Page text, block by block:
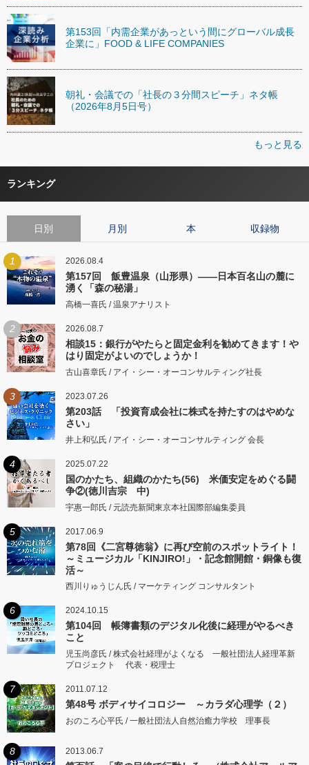
第153回「内需企業があっという間にグローバル成長
企業に」FOOD & LIFE COMPANIES
朝礼・会議での「社長の３分間スピーチ」ネタ帳
（2026年8月5日号）
もっと見る
ランキング
日別 月別 本 収録物
1 2026.08.4
第157回 飯豊温泉（山形県）――日本百名山の麓に
湧く「森の秘湯」
高橋一喜氏 / 温泉アナリスト
2 2026.08.7
相談15：銀行がやたらと固定金利を勧めてきます！や
はり固定がよいのでしょうか！
古山喜章氏 / アイ・シー・オーコンサルティング社長
3 2023.07.26
第203話 「投資育成会社に株式を持たすのはやめな
さい」
井上和弘氏 / アイ・シー・オーコンサルティング 会長
4 2025.07.22
国のかたち、組織のかたち(56) 米価安定をめぐる闘
争②(徳川吉宗 中)
宇惠一郎氏 / 元読売新聞東京本社国際部編集委員
5 2017.06.9
第78回《二宮尊徳翁》に再び空前のスポットライト！
～ミュージカル「KINJIRO!」・記念館開館・銅像も復
活～
西川りゅうじん氏 / マーケティング コンサルタント
6 2024.10.15
第104回 帳簿書類のデジタル化後に経理がやるべき
こと
児玉尚彦氏 / 株式会社経理がよくなる 一般社団法人経理革新
プロジェクト 代表・税理士
7 2011.07.12
第48号 ボディサイコロジー ～カラダ心理学（２）
おのころ心平氏 / 一般社団法人自然治癒力学校 理事長
8 2013.06.7